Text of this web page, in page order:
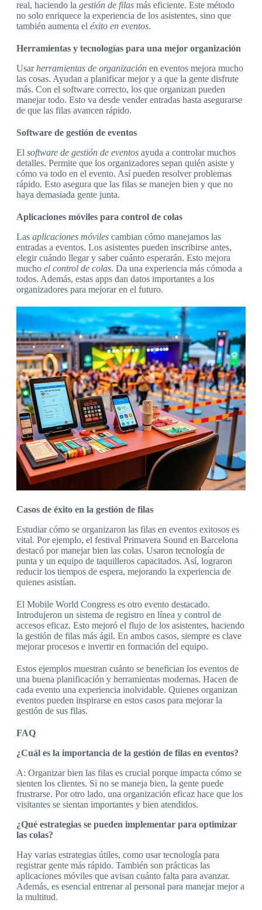
real, haciendo la gestión de filas más eficiente. Este método
no solo enriquece la experiencia de los asistentes, sino que
también aumenta el éxito en eventos.
Herramientas y tecnologías para una mejor organización
Usarherramientas de organización en eventos mejora mucho
las cosas. Ayudan a planificar mejor y a que la gente disfrute
más. Con el software correcto, los que organizan pueden
manejar todo. Esto va desde vender entradas hasta asegurarse
de que las filas avancen rápido.
Software de gestión de eventos
El software de gestión de eventos ayuda a controlar muchos
detalles. Permite que los organizadores sepan quién asiste y
cómo va todo en el evento. Así pueden resolver problemas
rápido. Esto asegura que las filas se manejen bien y que no
haya demasiada gente junta.
Aplicaciones móviles para control de colas
Las aplicaciones móviles cambian cómo manejamos las
entradas a eventos. Los asistentes pueden inscribirse antes,
elegir cuándo llegar y saber cuánto esperarán. Esto mejora
mucho el control de colas. Da una experiencia más cómoda a
todos. Además, estas apps dan datos importantes a los
organizadores para mejorar en el futuro.
Casos de éxito en la gestión de filas
Estudiar cómo se organizaron las filas en eventos exitosos es
vital. Por ejemplo, el festival Primavera Sound en Barcelona
destacó por manejar bien las colas. Usaron tecnología de
punta y un equipo de taquilleros capacitados. Así, lograron
reducir los tiempos de espera, mejorando la experiencia de
quienes asistían.
El Mobile World Congress es otro evento destacado.
Introdujeron un sistema de registro en línea y control de
accesos eficaz. Esto mejoró el flujo de los asistentes, haciendo
la gestión de filas más ágil. En ambos casos, siempre es clave
mejorar procesos e invertir en formación del equipo.
Estos ejemplos muestran cuánto se benefician los eventos de
una buena planificación y herramientas modernas. Hacen de
cada evento una experiencia inolvidable. Quienes organizan
eventos pueden inspirarse en estos casos para mejorar la
gestión de sus filas.
FAQ
¿Cuál es la importancia de la gestión de filas en eventos?
A: Organizar bien las filas es crucial porque impacta cómo se
sienten los clientes. Si no se maneja bien, la gente puede
frustrarse. Por otro lado, una organización eficaz hace que los
visitantes se sientan importantes y bien atendidos.
¿Qué estrategias se pueden implementar para optimizar
las colas?
Hay varias estrategias útiles, como usar tecnología para
registrar gente más rápido. También son prácticas las
aplicaciones móviles que avisan cuánto falta para avanzar.
Además, es esencial entrenar al personal para manejar mejor a
la multitud.